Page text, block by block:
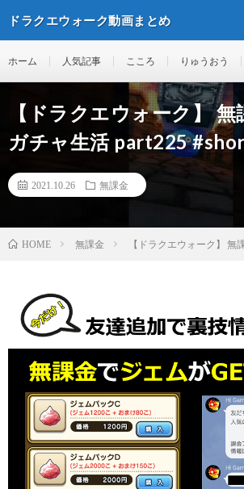
ドラクエウォーク動画まとめ
ホーム 人気記事 こころ りゅうおう
【ドラクエウォーク】
ガチャ生活 part225
2021.10.26 無課金
HOME 無課金 【ドラクエウォーク】